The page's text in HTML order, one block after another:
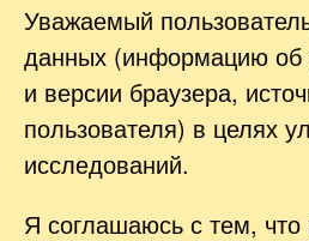
Уважаемый
данных (информацию об
и версии браузера,
пользователя) в целях
исследований.
Я соглашаюсь с тем,